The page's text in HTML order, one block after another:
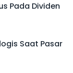
Pada Dividen
Saat Pasar